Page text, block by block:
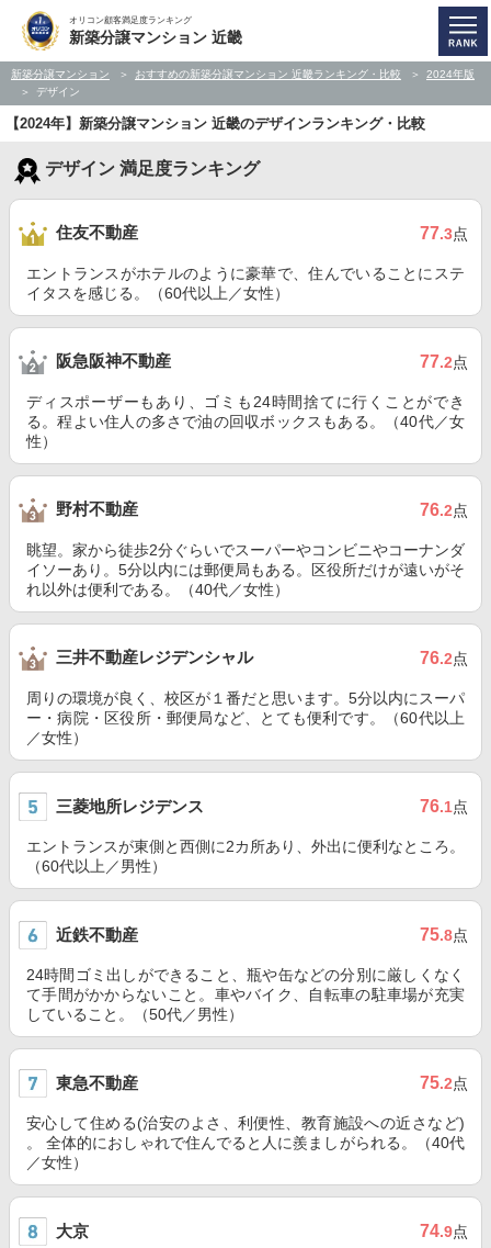
オリコン顧客満足度ランキング
新築分譲マンション 近畿
新築分譲マンション おすすめの新築分譲マンション 近畿ランキング・比較
2024年版
デザイン
【2024年】新築分譲マンション 近畿のデザインランキング・比較
デザイン 満足度ランキング
住友不動産 77.3点
エントランスがホテルのように豪華で、住んでいることにステ
イタスを感じる。（60代以上／女性）
阪急阪神不動産 77.2点
ディスポーザーもあり、ゴミも24時間捨てに行くことができ
る。程よい住人の多さで油の回収ボックスもある。（40代／女
性）
野村不動産 76.2点
眺望。家から徒歩2分ぐらいでスーパーやコンビニやコーナンダ
イソーあり。5分以内には郵便局もある。区役所だけが遠いがそ
れ以外は便利である。（40代／女性）
三井不動産レジデンシャル 76.2点
周りの環境が良く、校区が１番だと思います。5分以内にスーパ
ー・病院・区役所・郵便局など、とても便利です。（60代以上
／女性）
三菱地所レジデンス 76.1点
エントランスが東側と西側に2カ所あり、外出に便利なところ。
（60代以上／男性）
近鉄不動産 75.8点
24時間ゴミ出しができること、瓶や缶などの分別に厳しくなく
て手間がかからないこと。車やバイク、自転車の駐車場が充実
していること。（50代／男性）
東急不動産 75.2点
安心して住める(治安のよさ、利便性、教育施設への近さなど)
。 全体的におしゃれで住んでると人に羨ましがられる。（40代
／女性）
大京 74.9点